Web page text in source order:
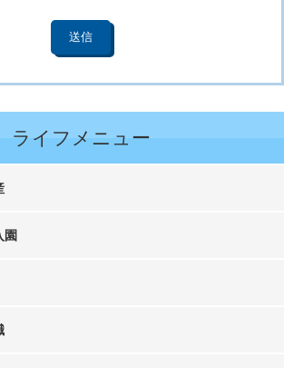
ライフメニュー
園